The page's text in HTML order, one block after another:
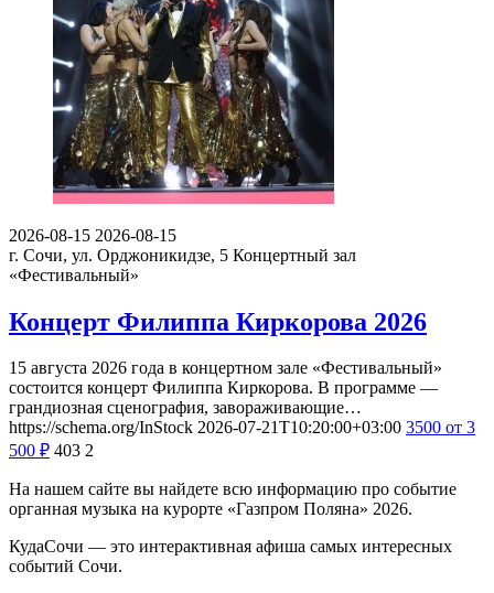
2026-08-15 2026-08-15
г. Сочи, ул. Орджоникидзе, 5 Концертный зал
«Фестивальный»
Концерт Филиппа Киркорова 2026
15 августа 2026 года в концертном зале «Фестивальный»
состоится концерт Филиппа Киркорова. В программе —
грандиозная сценография, завораживающие…
https://schema.org/InStock 2026-07-21T10:20:00+03:00 3500 от 3
500 ₽ 403 2
На нашем сайте вы найдете всю информацию про событие
органная музыка на курорте «Газпром Поляна» 2026.
КудаСочи — это интерактивная афиша самых интересных
событий Сочи.